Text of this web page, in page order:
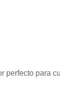
perfecto para